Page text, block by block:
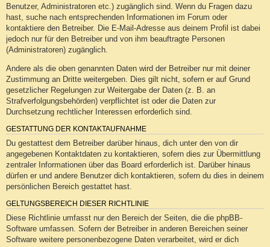
Benutzer, Administratoren etc.) zugänglich sind. Wenn du Fragen dazu
hast, suche nach entsprechenden Informationen im Forum oder
kontaktiere den Betreiber. Die E-Mail-Adresse aus deinem Profil ist dabei
jedoch nur für den Betreiber und von ihm beauftragte Personen
(Administratoren) zugänglich.
Andere als die oben genannten Daten wird der Betreiber nur mit deiner
Zustimmung an Dritte weitergeben. Dies gilt nicht, sofern er auf Grund
gesetzlicher Regelungen zur Weitergabe der Daten (z. B. an
Strafverfolgungsbehörden) verpflichtet ist oder die Daten zur
Durchsetzung rechtlicher Interessen erforderlich sind.
GESTATTUNG DER KONTAKTAUFNAHME
Du gestattest dem Betreiber darüber hinaus, dich unter den von dir
angegebenen Kontaktdaten zu kontaktieren, sofern dies zur Übermittlung
zentraler Informationen über das Board erforderlich ist. Darüber hinaus
dürfen er und andere Benutzer dich kontaktieren, sofern du dies in deinem
persönlichen Bereich gestattet hast.
GELTUNGSBEREICH DIESER RICHTLINIE
Diese Richtlinie umfasst nur den Bereich der Seiten, die die phpBB-
Software umfassen. Sofern der Betreiber in anderen Bereichen seiner
Software weitere personenbezogene Daten verarbeitet, wird er dich